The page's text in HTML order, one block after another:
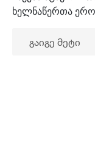
ხელნაწერთა
გაიგე მეტი